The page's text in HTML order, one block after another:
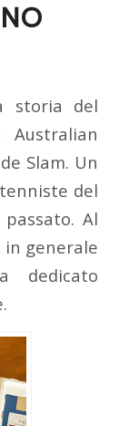
storia del
Slam. Un
del
Al
in generale
dedicato